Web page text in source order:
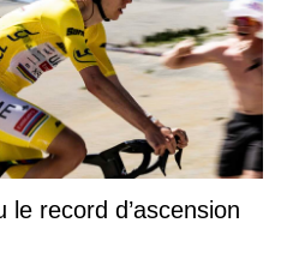
le record d’ascension